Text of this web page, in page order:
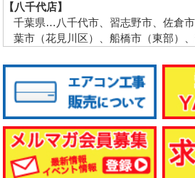
【八千代店】
千葉県…八千代市、習志野市、佐倉
葉市（花見川区）、船橋市（東部）、